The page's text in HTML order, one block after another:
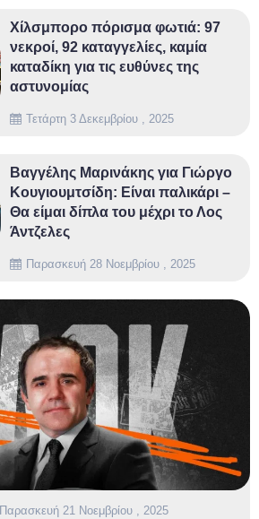
Τετάρτη 3 Δεκεμβρίου , 2025
Χίλσμπορο πόρισμα φωτιά: 97
νεκροί, 92 καταγγελίες, καμία
καταδίκη για τις ευθύνες της
αστυνομίας
Παρασκευή 28 Νοεμβρίου , 2025
Βαγγέλης Μαρινάκης για Γιώργο
Κουγιουμτσίδη: Είναι παλικάρι –
Θα είμαι δίπλα του μέχρι το Λος
Άντζελες
Παρασκευή 21 Νοεμβρίου , 2025